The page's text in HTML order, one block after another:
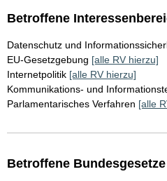
Betroffene
Datenschutz und
EU-Gesetzgebung [alle RV hierzu]
Internetpolitik [alle RV hierzu]
Kommunikations- und
Parlamentarisches Verfahren [alle
Betroffene Bundesgesetze